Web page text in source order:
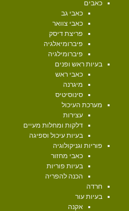
כאבים
כאבי גב
כאבי צוואר
פריצת דיסק
פיברומיאלגיה
פיברומילגיה
בעיות ראש ופנים
כאבי ראש
מיגרנה
סינוסיטיס
מערכת העיכול
עצירות
דלקות ומחלות מעיים
בעיות עיכול וספיגה
פוריות וגניקולוגיה
כאבי מחזור
בעיות פוריות
הכנה להפריה
חרדה
בעיות עור
אקנה